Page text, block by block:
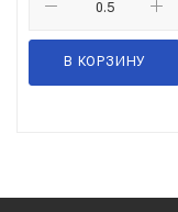
В КОРЗИНУ